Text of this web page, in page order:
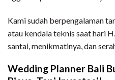
Kami sudah berpengalaman
atau kendala teknis saat hari
santai, menikmatinya, dan
Wedding Planner Bali